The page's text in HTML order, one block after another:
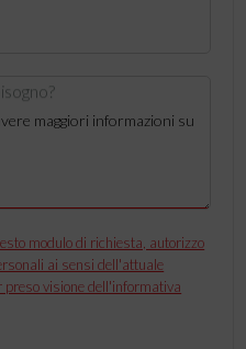
modulo di richiesta, autorizzo
ai sensi dell'attuale
preso visione dell'informativa